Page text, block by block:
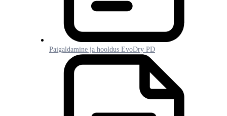
Paigaldamine ja hooldus EvoDry PD